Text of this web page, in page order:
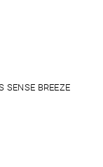
SENSE BREEZE